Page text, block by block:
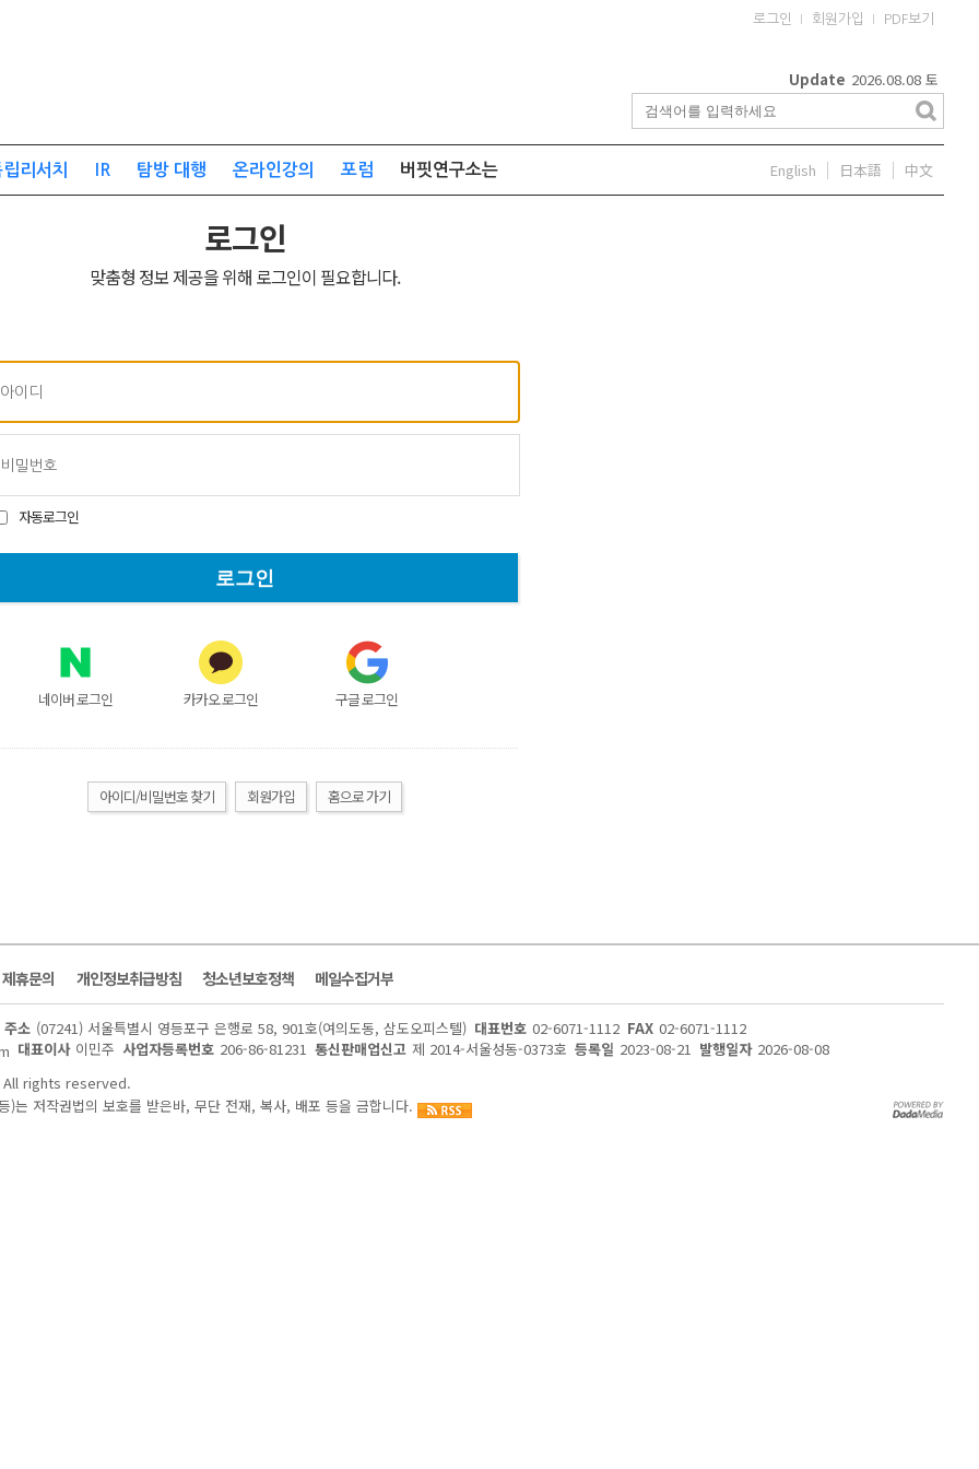
로그인 회원가입 PDF보기
Update 2026.08.08 토
리서치 IR 탐방 대행 온라인강의 포럼 버핏연구소는 English 日本語 中文
로그인
맞춤형 정보 제공을 위해 로그인이 필요합니다.
자동로그인
네이버 로그인 카카오 로그인 구글 로그인
아이디/비밀번호 찾기 회원가입 홈으로 가기
휴문의 개인정보취급방침 청소년보호정책 메일수집거부
주소 (07241) 서울특별시 영등포구 은행로 58, 901호(여의도동, 삼도오피스텔) 대표번호 02-6071-1112 FAX 02-6071-1112
대표이사 이민주 사업자등록번호 206-86-81231 통신판매업신고 제 2014-서울성동-0373호 등록일 2023-08-21 발행일자 2026-08-08
All rights reserved.
)는 저작권법의 보호를 받은바, 무단 전재, 복사, 배포 등을 금합니다.